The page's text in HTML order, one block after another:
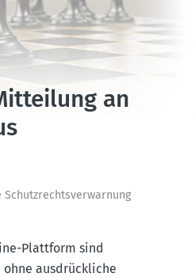
an
Plattform sind
ohne ausdrück­liche